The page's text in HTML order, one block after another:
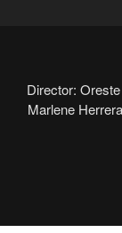
Director:
Marlene